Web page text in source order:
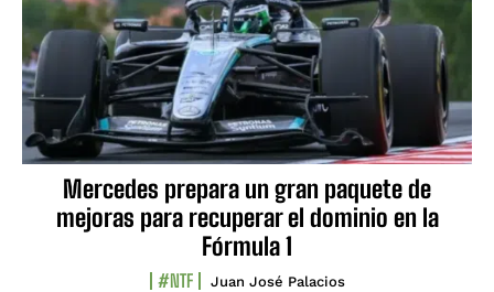
Mercedes prepara un gran paquete de
mejoras para recuperar el dominio en la
Fórmula 1
#NTF Juan José Palacios